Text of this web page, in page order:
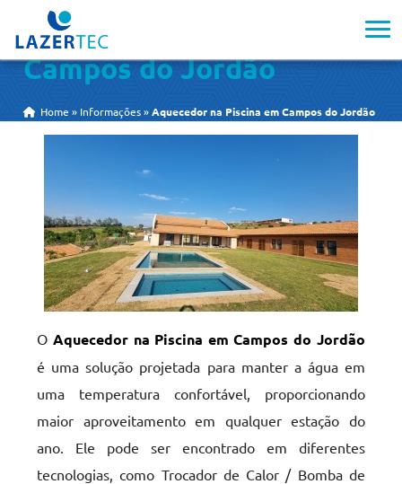
Aquecedor na Piscina em
Campos do Jordão
Home » Informações »Aquecedor na Piscina em Campos do Jordão
O Aquecedor na Piscina em Campos do Jordão
é uma solução projetada para manter a água em
uma temperatura confortável, proporcionando
maior aproveitamento em qualquer estação do
ano. Ele pode ser encontrado em diferentes
tecnologias, como Trocador de Calor / Bomba de